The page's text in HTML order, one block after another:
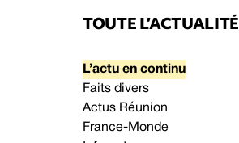
TOUTE L’ACTUALITÉ
L’actu en continu
Faits divers
Actus Réunion
France-Monde